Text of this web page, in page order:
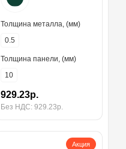
Толщина металла, (мм)
0.5
Толщина панели, (мм)
10
929.23р.
Без НДС: 929.23р.
Акция